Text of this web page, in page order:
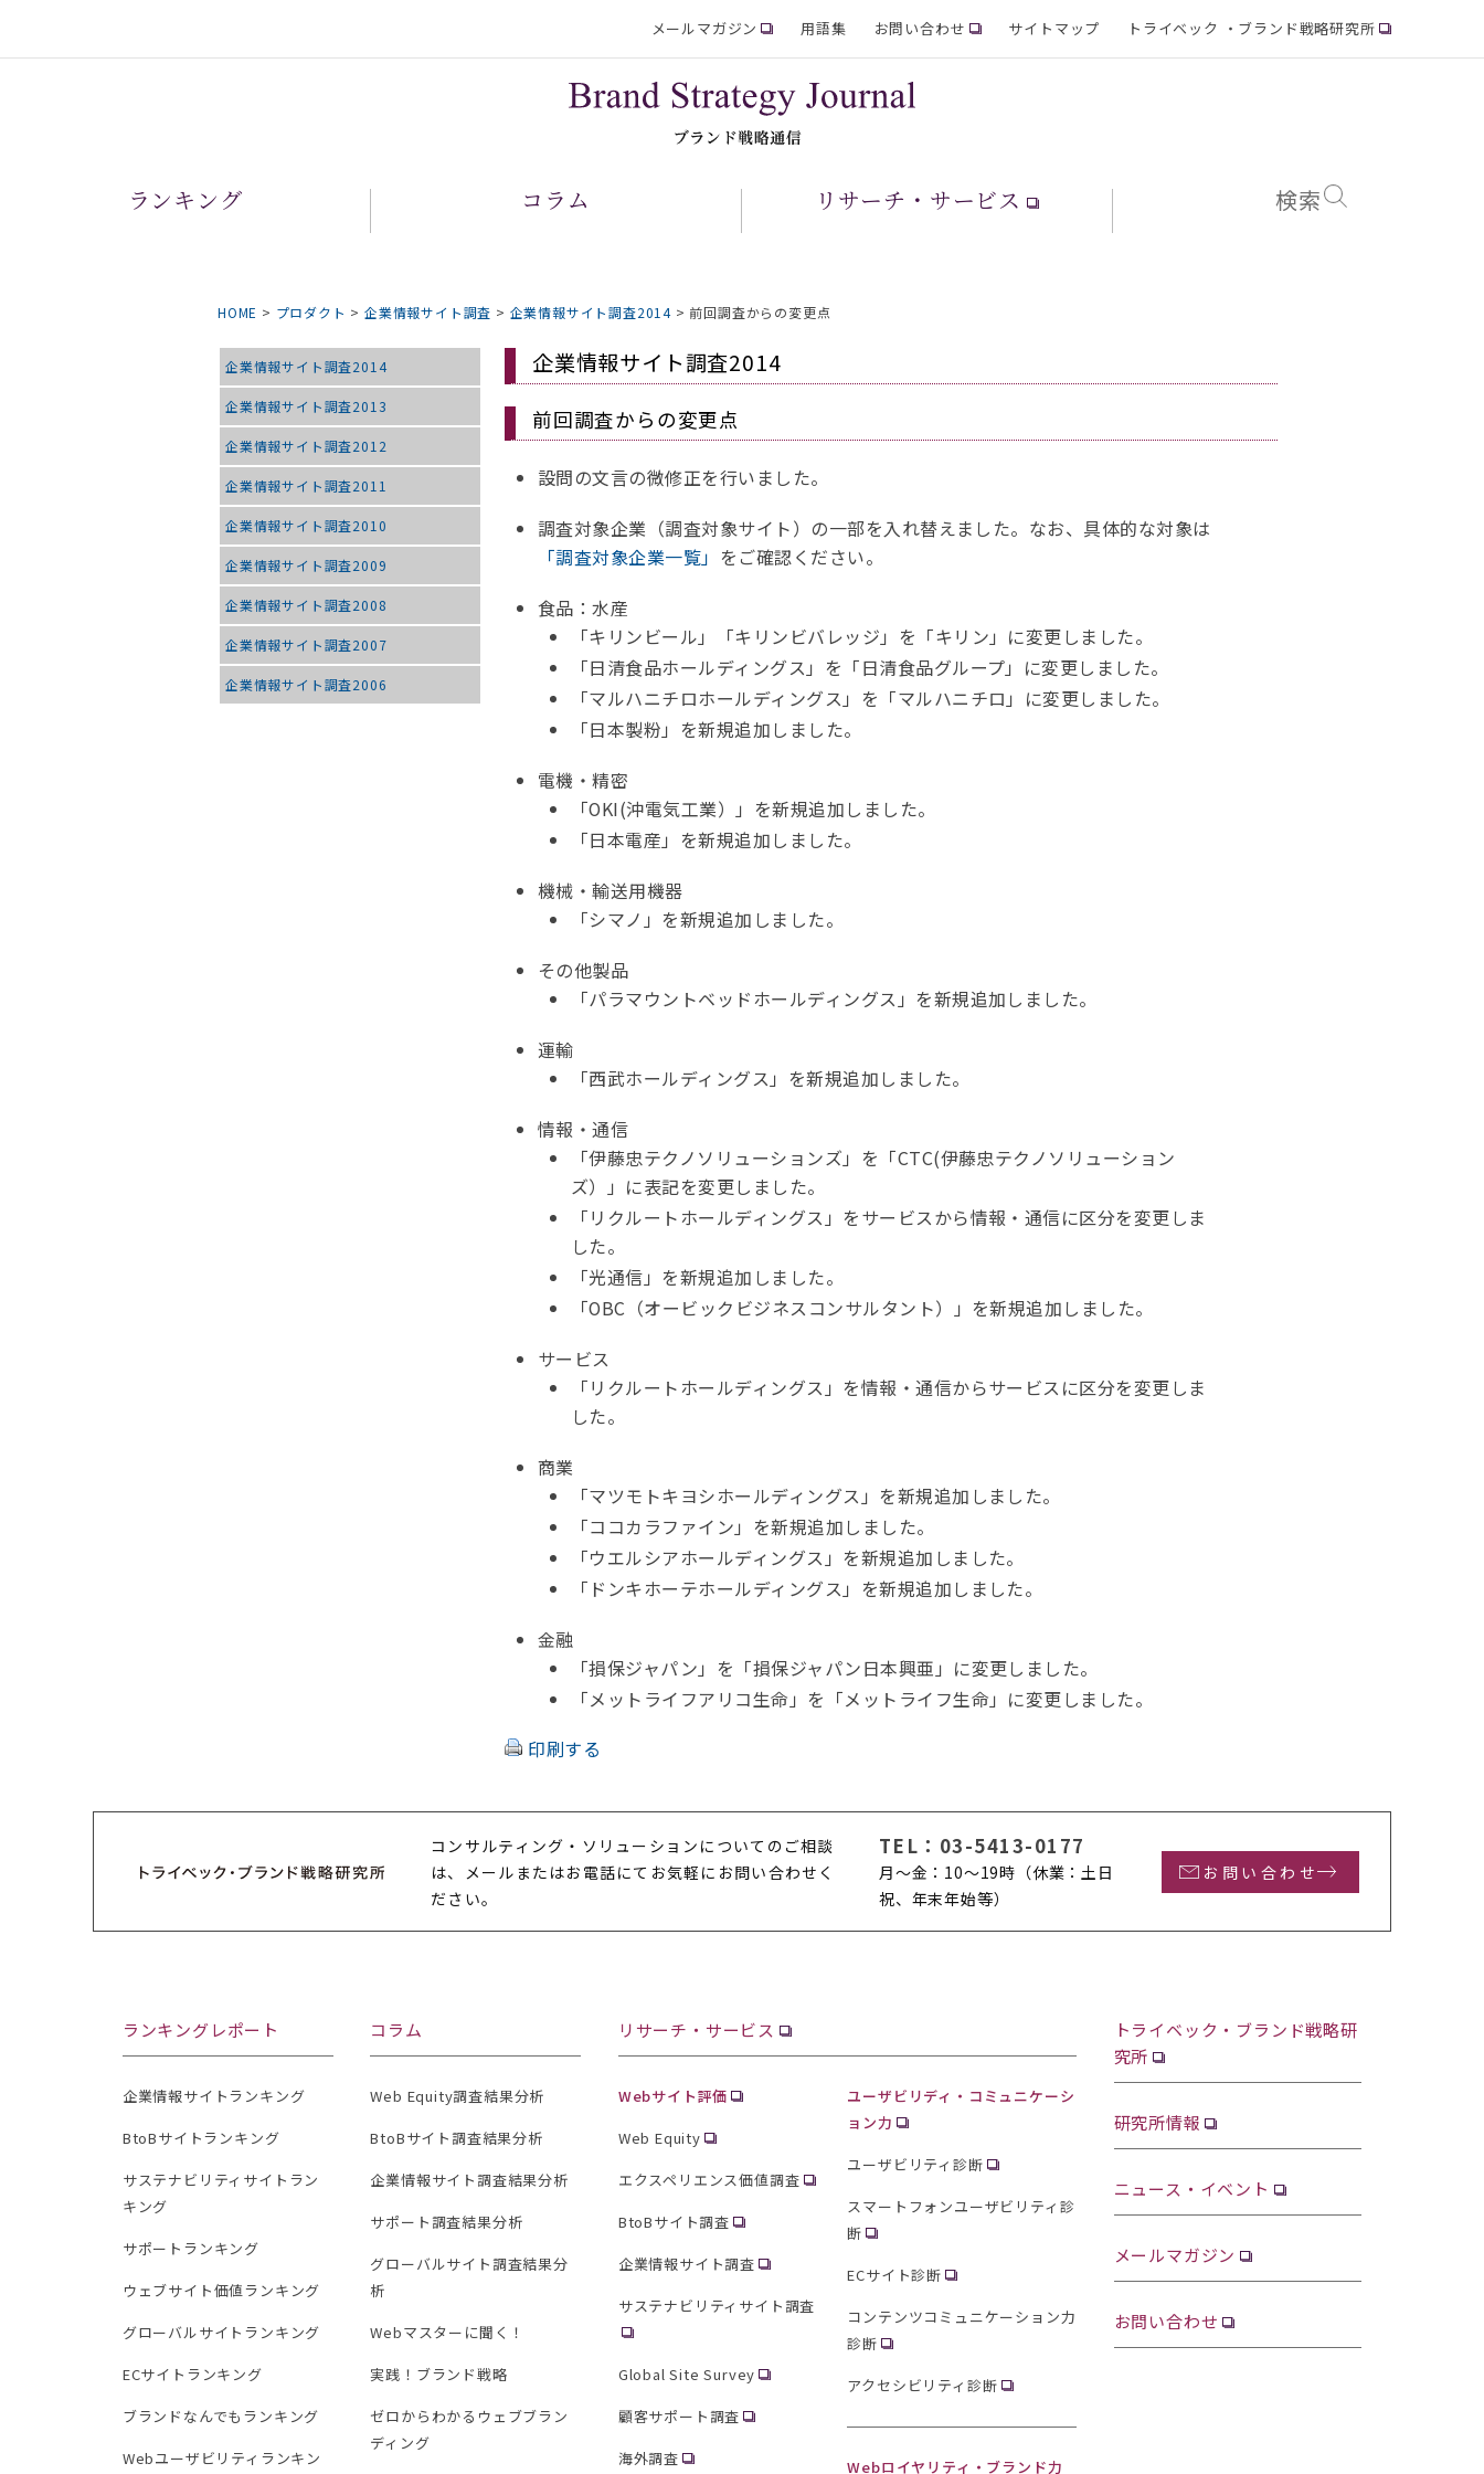
メールマガジン 用語集 お問い合わせ サイトマップ トライベック ・ブランド戦略研究所
ランキング コラム リサーチ・サービス 検索
HOME > プロダクト >企業情報サイト調査 > 企業情報サイト調査2014 > 前回調査からの変更点
企業情報サイト調査2014
企業情報サイト調査2013
企業情報サイト調査2012
企業情報サイト調査2011
企業情報サイト調査2010
企業情報サイト調査2009
企業情報サイト調査2008
企業情報サイト調査2007
企業情報サイト調査2006
企業情報サイト調査2014
前回調査からの変更点
設問の文言の微修正を行いました。
調査対象企業（調査対象サイト）の一部を入れ替えました。なお、具体的な対象は
「調査対象企業一覧」 をご確認ください。
食品：水産
「キリンビール」「キリンビバレッジ」を「キリン」に変更しました。
「日清食品ホールディングス」を「日清食品グループ」に変更しました。
「マルハニチロホールディングス」を「マルハニチロ」に変更しました。
「日本製粉」を新規追加しました。
電機・精密
「OKI(沖電気工業）」を新規追加しました。
「日本電産」を新規追加しました。
機械・輸送用機器
「シマノ」を新規追加しました。
その他製品
「パラマウントベッドホールディングス」を新規追加しました。
運輸
「西武ホールディングス」を新規追加しました。
情報・通信
「伊藤忠テクノソリューションズ」を「CTC(伊藤忠テクノソリューション
ズ）」に表記を変更しました。
「リクルートホールディングス」をサービスから情報・通信に区分を変更しま
した。
「光通信」を新規追加しました。
「OBC（オービックビジネスコンサルタント）」を新規追加しました。
サービス
「リクルートホールディングス」を情報・通信からサービスに区分を変更しま
した。
商業
「マツモトキヨシホールディングス」を新規追加しました。
「ココカラファイン」を新規追加しました。
「ウエルシアホールディングス」を新規追加しました。
「ドンキホーテホールディングス」を新規追加しました。
金融
「損保ジャパン」を「損保ジャパン日本興亜」に変更しました。
「メットライフアリコ生命」を「メットライフ生命」に変更しました。
印刷する
コンサルティング・ソリューションについてのご相談
は、メールまたはお電話にてお気軽にお問い合わせく
ださい。
TEL： 03-5413-0177
月〜金：10〜19時 （休業：土日
祝、年末年始等）
お問い合わせ
ランキングレポート
企業情報サイトランキング
BtoBサイトランキング
サステナビリティサイトラン
キング
サポートランキング
ウェブサイト価値ランキング
グローバルサイトランキング
ECサイトランキング
ブランドなんでもランキング
Webユーザビリティランキン
コラム
Web Equity調査結果分析
BtoBサイト調査結果分析
企業情報サイト調査結果分析
サポート調査結果分析
グローバルサイト調査結果分
析
Webマスターに聞く！
実践！ブランド戦略
ゼロからわかるウェブブラン
ディング
リサーチ・サービス
Webサイト評価
Web Equity
エクスペリエンス価値調査
BtoBサイト調査
企業情報サイト調査
サステナビリティサイト調査
Global Site Survey
顧客サポート調査
海外調査
ユーザビリディ・コミュニケーシ
ョン力
ユーザビリティ診断
スマートフォンユーザビリティ診
断
ECサイト診断
コンテンツコミュニケーション力
診断
アクセシビリティ診断
Webロイヤリティ・ブランド力
トライベック・ブランド戦略研
究所
研究所情報
ニュース・イベント
メールマガジン
お問い合わせ